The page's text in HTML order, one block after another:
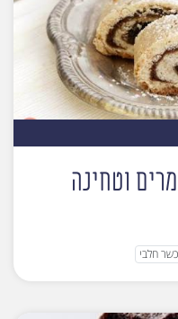
וטחינה
כשר חלבי